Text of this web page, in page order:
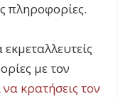
πληροφορίες.
με τον
να κρατήσεις τον